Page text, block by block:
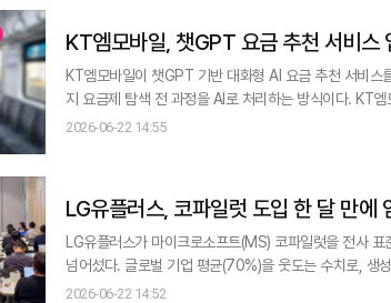
KT엠모바일, 챗GPT 요금 추천 서비스
KT엠모바일이 챗GPT 기반 대화형 AI 요금 추천 서비스
지 요금제 탐색 전 과정을 AI로 처리하는 방식이다. KT엠모바일은 공식 다이렉트몰에 AI 요금 추천 서비스를 오픈한다고
22일 밝혔다. KT엠모바일 가입자 외에 비가입자도 이용
2026-06-22 14:55
LG유플러스, 코파일럿 도입 한 달 만
LG유플러스가 마이크로소프트(MS) 코파일럿을 전사
넘어섰다. 글로벌 기업 평균(70%)을 웃도는 수치로, 생성
플러스는 지난달 코파일럿을 전사 도입한 이후 누적 프롬프트 수
2026-06-22 14:52